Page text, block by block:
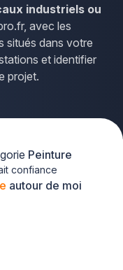
industriels ou
avec les
situés dans votre
et identifier
projet.
autour de moi
Peinture
confiance